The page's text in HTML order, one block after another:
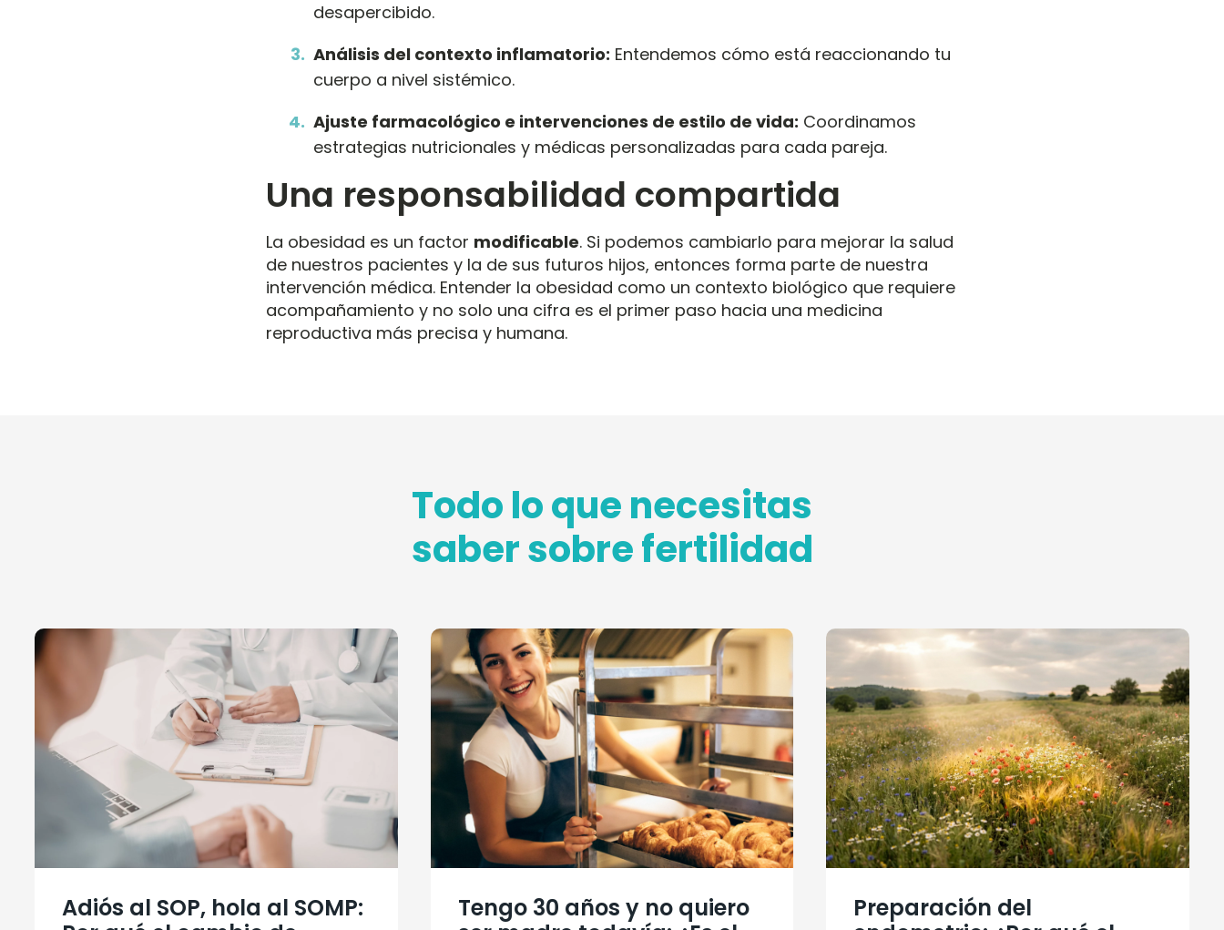
desapercibido.
Análisis del contexto inflamatorio: Entendemos cómo está reaccionando tu
cuerpo a nivel sistémico.
Ajuste farmacológico e intervenciones de estilo de vida: Coordinamos
estrategias nutricionales y médicas personalizadas para cada pareja.
Una responsabilidad compartida
La obesidad es un factor modificable. Si podemos cambiarlo para mejorar la salud
de nuestros pacientes y la de sus futuros hijos, entonces forma parte de nuestra
intervención médica. Entender la obesidad como un contexto biológico que requiere
acompañamiento y no solo una cifra es el primer paso hacia una medicina
reproductiva más precisa y humana.
Todo lo que necesitas
saber sobre fertilidad
Adiós al SOP, hola al SOMP:
Tengo 30 años y no quiero
Preparación del